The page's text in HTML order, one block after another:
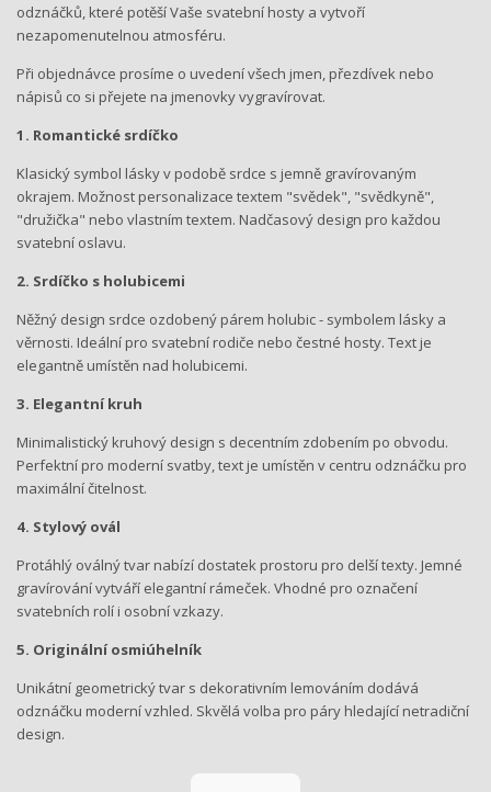
odznáčků, které potěší Vaše svatební hosty a vytvoří
nezapomenutelnou atmosféru.
Při objednávce prosíme o uvedení všech jmen, přezdívek nebo
nápisů co si přejete na jmenovky vygravírovat.
1. Romantické srdíčko
Klasický symbol lásky v podobě srdce s jemně gravírovaným
okrajem. Možnost personalizace textem "svědek", "svědkyně",
"družička" nebo vlastním textem. Nadčasový design pro každou
svatební oslavu.
2. Srdíčko s holubicemi
Něžný design srdce ozdobený párem holubic - symbolem lásky a
věrnosti. Ideální pro svatební rodiče nebo čestné hosty. Text je
elegantně umístěn nad holubicemi.
3. Elegantní kruh
Minimalistický kruhový design s decentním zdobením po obvodu.
Perfektní pro moderní svatby, text je umístěn v centru odznáčku pro
maximální čitelnost.
4. Stylový ovál
Protáhlý oválný tvar nabízí dostatek prostoru pro delší texty. Jemné
gravírování vytváří elegantní rámeček. Vhodné pro označení
svatebních rolí i osobní vzkazy.
5. Originální osmiúhelník
Unikátní geometrický tvar s dekorativním lemováním dodává
odznáčku moderní vzhled. Skvělá volba pro páry hledající netradiční
design.